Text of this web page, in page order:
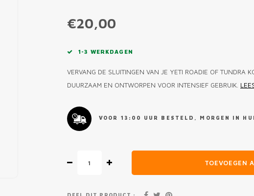
€20,00
1-3 WERKDAGEN
VERVANG DE SLUITINGEN VAN JE YETI ROADIE OF TUNDRA
DUURZAAM EN ONTWORPEN VOOR INTENSIEF GEBRUIK.
VOOR 13:00 UUR BESTELD, MORGEN IN
TOEVOEGEN
DEEL DIT PRODUCT :